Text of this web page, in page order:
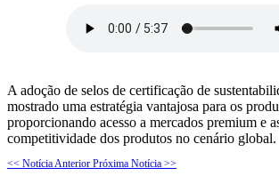
A adoção de selos de certificação de
mostrado uma estratégia vantajosa para os
proporcionando acesso a mercados premium e
competitividade dos produtos no cenário global.
<< Notícia Anterior Próxima Notícia >>